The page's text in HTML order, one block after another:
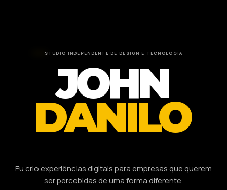
STUDIO INDEPENDENTE DE DESIGN E TECNOLOGIA
JOHN
DANILO
Eu crio experiências digitais para empresas que querem
ser percebidas de uma forma diferente.